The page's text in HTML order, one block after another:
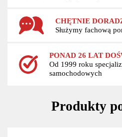
CHĘTNIE
Służymy fachową
PONAD 26 LAT
Od 1999 roku
samochodowych
Produkty